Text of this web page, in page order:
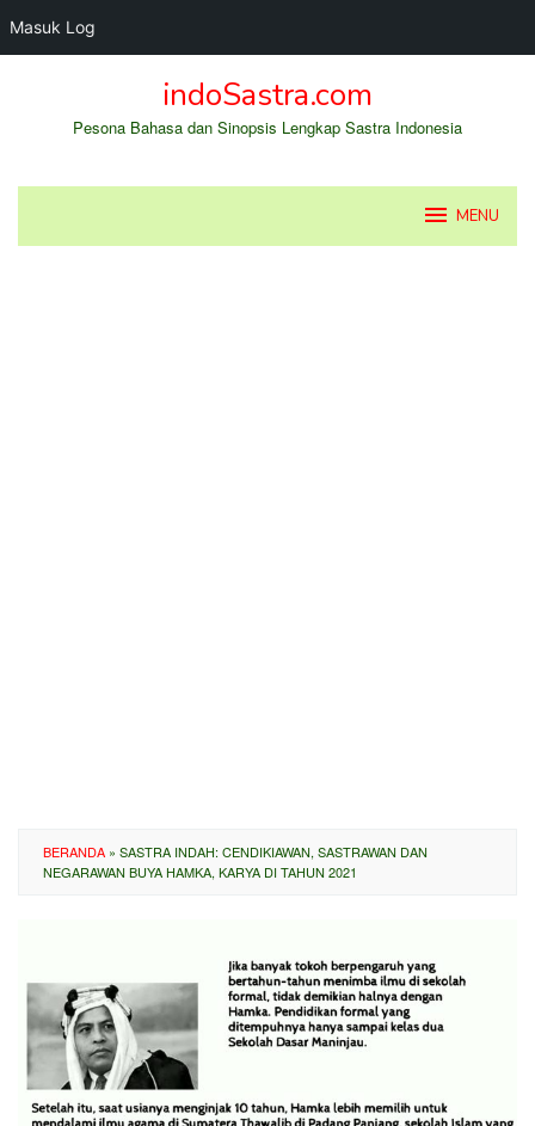
Masuk Log
indoSastra.com
Pesona Bahasa dan Sinopsis Lengkap Sastra Indonesia
MENU
BERANDA » SASTRA INDAH: CENDIKIAWAN, SASTRAWAN DAN
NEGARAWAN BUYA HAMKA, KARYA DI TAHUN 2021